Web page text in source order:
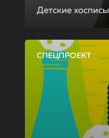
Детские хосписы
СПЕЦПРОЕКТ